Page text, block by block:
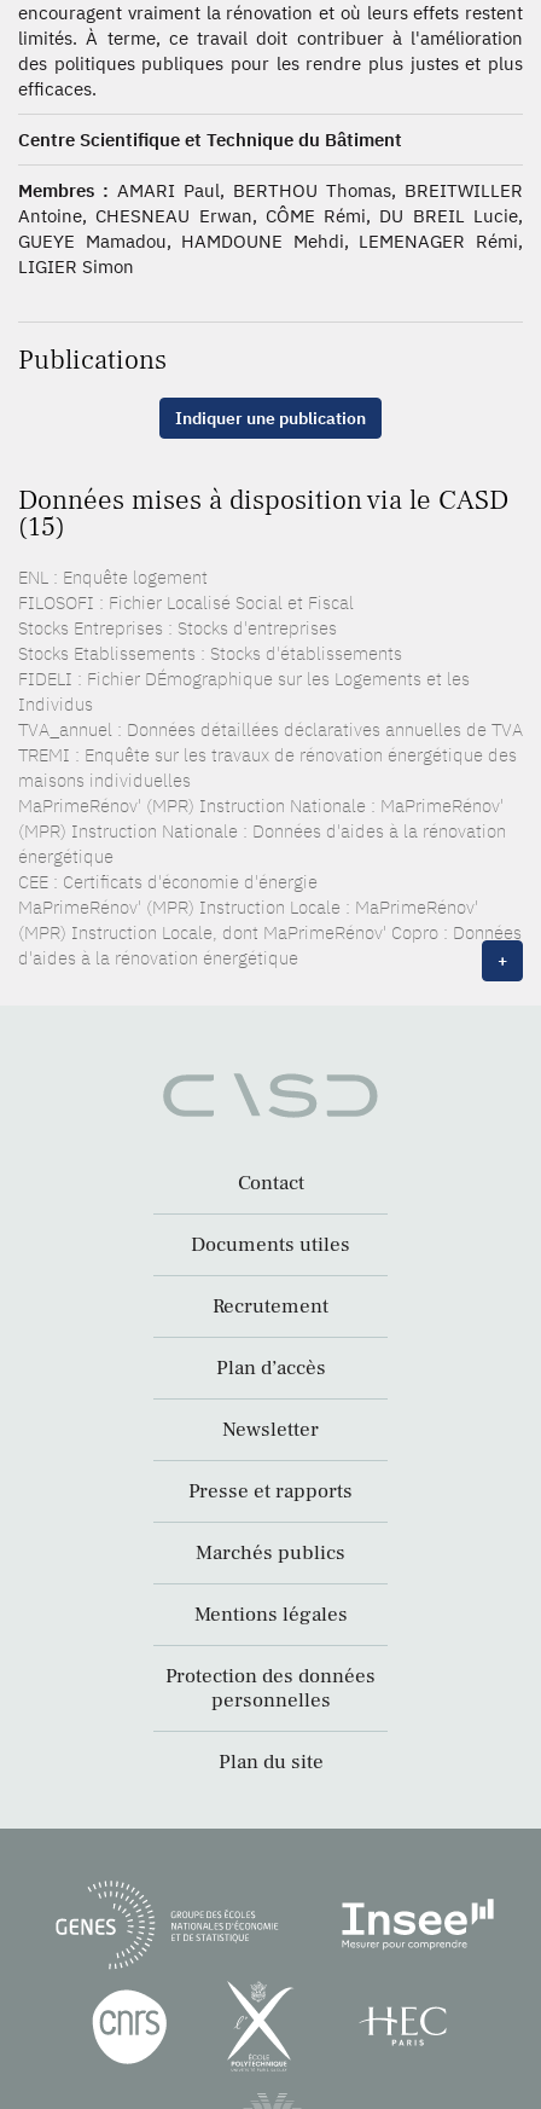
encouragent vraiment la rénovation et où leurs effets restent
limités. À terme, ce travail doit contribuer à l'amélioration
des politiques publiques pour les rendre plus justes et plus
efficaces.
Centre Scientifique et Technique du Bâtiment
Membres : AMARI Paul, BERTHOU Thomas, BREITWILLER
Antoine, CHESNEAU Erwan, CÔME Rémi, DU BREIL Lucie,
GUEYE Mamadou, HAMDOUNE Mehdi, LEMENAGER Rémi,
LIGIER Simon
Publications
Indiquer une publication
Données mises à disposition via le CASD
(15)
ENL : Enquête logement
FILOSOFI : Fichier Localisé Social et Fiscal
Stocks Entreprises : Stocks d'entreprises
Stocks Etablissements : Stocks d'établissements
FIDELI : Fichier DÉmographique sur les Logements et les
Individus
TVA_annuel : Données détaillées déclaratives annuelles de TVA
TREMI : Enquête sur les travaux de rénovation énergétique des
maisons individuelles
MaPrimeRénov' (MPR) Instruction Nationale : MaPrimeRénov'
(MPR) Instruction Nationale : Données d'aides à la rénovation
énergétique
CEE : Certificats d'économie d'énergie
MaPrimeRénov' (MPR) Instruction Locale : MaPrimeRénov'
(MPR) Instruction Locale, dont MaPrimeRénov' Copro : Données
d'aides à la rénovation énergétique
+
Contact
Documents utiles
Recrutement
Plan d’accès
Newsletter
Presse et rapports
Marchés publics
Mentions légales
Protection des données
personnelles
Plan du site